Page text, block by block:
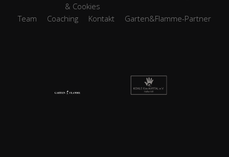
& Cookies
Team Coaching Kontakt Garten&Flamme-Partner